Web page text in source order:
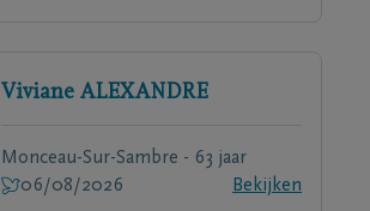
Viviane ALEXANDRE
Monceau-Sur-Sambre - 63 jaar
06/08/2026
Bekijken